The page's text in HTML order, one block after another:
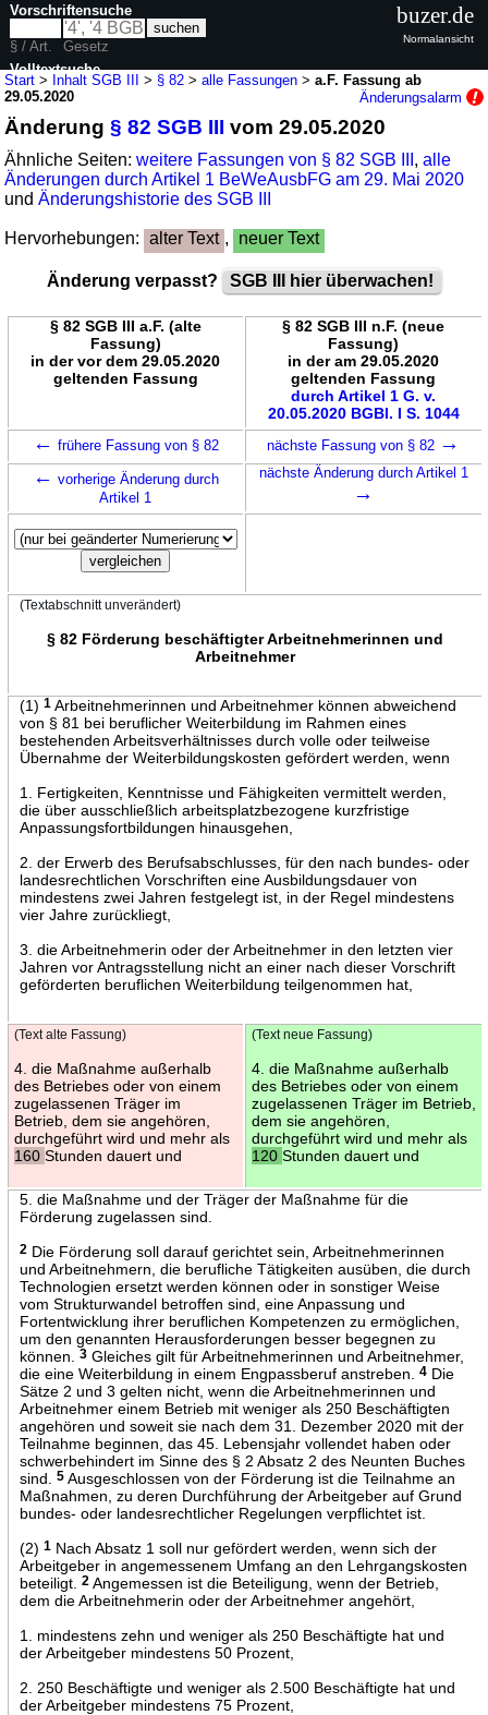
Start > Inhalt SGB III > § 82 >alle Fassungen >a.F. Fassung ab
29.05.2020
Änderungsalarm
Änderung§ 82 SGB III vom 29.05.2020
Ähnliche Seiten:weitere Fassungen von § 82 SGB III ,alle
Änderungen durch Artikel 1 BeWeAusbFG am 29. Mai 2020
undÄnderungshistorie des SGB III
Hervorhebungen: alter Text , neuer Text
Änderung verpasst? SGB III hier überwachen!
§ 82 SGB III a.F. (alte
Fassung)
in der vor dem 29.05.2020
geltenden Fassung
§ 82 SGB III n.F. (neue
Fassung)
in der am 29.05.2020
geltenden Fassung
durch Artikel 1 G. v.
20.05.2020 BGBl. I S. 1044
← frühere Fassung von § 82 nächste Fassung von § 82 →
← vorherige Änderung durch
Artikel 1
nächste Änderung durch Artikel 1
→
(Textabschnitt unverändert)
§ 82 Förderung beschäftigter Arbeitnehmerinnen und
Arbeitnehmer
(1) 1Arbeitnehmerinnen und Arbeitnehmer können abweichend
von § 81 bei beruflicher Weiterbildung im Rahmen eines
bestehenden Arbeitsverhältnisses durch volle oder teilweise
Übernahme der Weiterbildungskosten gefördert werden, wenn
1. Fertigkeiten, Kenntnisse und Fähigkeiten vermittelt werden,
die über ausschließlich arbeitsplatzbezogene kurzfristige
Anpassungsfortbildungen hinausgehen,
2. der Erwerb des Berufsabschlusses, für den nach bundes- oder
landesrechtlichen Vorschriften eine Ausbildungsdauer von
mindestens zwei Jahren festgelegt ist, in der Regel mindestens
vier Jahre zurückliegt,
3. die Arbeitnehmerin oder der Arbeitnehmer in den letzten vier
Jahren vor Antragsstellung nicht an einer nach dieser Vorschrift
geförderten beruflichen Weiterbildung teilgenommen hat,
(Text alte Fassung)
4. die Maßnahme außerhalb
des Betriebes oder von einem
zugelassenen Träger im
Betrieb, dem sie angehören,
durchgeführt wird und mehr als
160 Stunden dauert und
(Text neue Fassung)
4. die Maßnahme außerhalb
des Betriebes oder von einem
zugelassenen Träger im Betrieb,
dem sie angehören,
durchgeführt wird und mehr als
120 Stunden dauert und
5. die Maßnahme und der Träger der Maßnahme für die
Förderung zugelassen sind.
2Die Förderung soll darauf gerichtet sein, Arbeitnehmerinnen
und Arbeitnehmern, die berufliche Tätigkeiten ausüben, die durch
Technologien ersetzt werden können oder in sonstiger Weise
vom Strukturwandel betroffen sind, eine Anpassung und
Fortentwicklung ihrer beruflichen Kompetenzen zu ermöglichen,
um den genannten Herausforderungen besser begegnen zu
können.
3Gleiches gilt für Arbeitnehmerinnen und Arbeitnehmer,
die eine Weiterbildung in einem Engpassberuf anstreben.
4Die
Sätze 2 und 3 gelten nicht, wenn die Arbeitnehmerinnen und
Arbeitnehmer einem Betrieb mit weniger als 250 Beschäftigten
angehören und soweit sie nach dem 31. Dezember 2020 mit der
Teilnahme beginnen, das 45. Lebensjahr vollendet haben oder
schwerbehindert im Sinne des § 2 Absatz 2 des Neunten Buches
sind.
5Ausgeschlossen von der Förderung ist die Teilnahme an
Maßnahmen, zu deren Durchführung der Arbeitgeber auf Grund
bundes- oder landesrechtlicher Regelungen verpflichtet ist.
(2) 1Nach Absatz 1 soll nur gefördert werden, wenn sich der
Arbeitgeber in angemessenem Umfang an den Lehrgangskosten
beteiligt.
2Angemessen ist die Beteiligung, wenn der Betrieb,
dem die Arbeitnehmerin oder der Arbeitnehmer angehört,
1. mindestens zehn und weniger als 250 Beschäftigte hat und
der Arbeitgeber mindestens 50 Prozent,
2. 250 Beschäftigte und weniger als 2.500 Beschäftigte hat und
der Arbeitgeber mindestens 75 Prozent,
Vorschriftensuche
§ / Art.
Gesetz
Volltextsuche
buzer.de
Normalansicht